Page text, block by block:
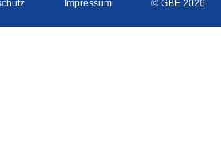
Impressum © GBE 2026